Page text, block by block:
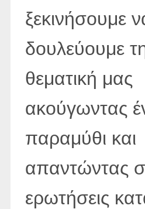
ξεκινήσουμε
δουλεύουμε
θεματική μας
ακούγωντας
παραμύθι και
απαντώντας
ερωτήσεις